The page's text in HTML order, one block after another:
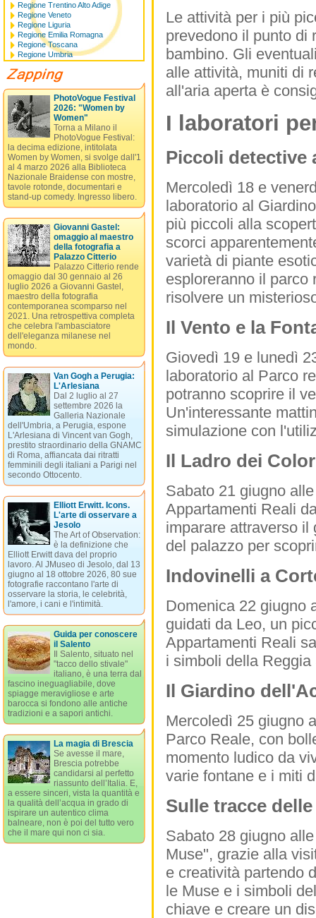
Le attività per i più
prevedono il punto di
bambino. Gli
alle attività, muniti di
all'aria aperta è
I laboratori
Piccoli detective
Mercoledì 18 e
laboratorio al
più piccoli alla
scorci
varietà di piante
esploreranno il parco
risolvere un
Il Vento e la
Giovedì 19 e lunedì
laboratorio al Parco
potranno scoprire il
Un'interessante
simulazione con
Il Ladro dei
Sabato 21 giugno
Appartamenti Reali
imparare attraverso
del palazzo per
Indovinelli a
Domenica 22 giugno
guidati da Leo, un
Appartamenti Reali
i simboli della
Il Giardino
Mercoledì 25 giugno
Parco Reale, con
momento ludico da
varie fontane e i miti
Sulle tracce
Sabato 28 giugno
Muse", grazie alla
e creatività partendo
le Muse e i simboli
chiave e creare un
Regione Trentino Alto Adige
Regione Veneto
Regione Liguria
Regione Emilia Romagna
Regione Toscana
Regione Umbria
PhotoVogue Festival
2026: "Women by
Women"
Torna a Milano il
PhotoVogue Festival:
la decima edizione, intitolata
Women by Women, si svolge dall'1
al 4 marzo 2026 alla Biblioteca
Nazionale Braidense con mostre,
tavole rotonde, documentari e
stand-up comedy. Ingresso libero.
Giovanni Gastel:
omaggio al maestro
della fotografia a
Palazzo Citterio
Palazzo Citterio rende
omaggio dal 30 gennaio al 26
luglio 2026 a Giovanni Gastel,
maestro della fotografia
contemporanea scomparso nel
2021. Una retrospettiva completa
che celebra l'ambasciatore
dell'eleganza milanese nel
mondo.
Van Gogh a Perugia:
L'Arlesiana
Dal 2 luglio al 27
settembre 2026 la
Galleria Nazionale
dell'Umbria, a Perugia, espone
L'Arlesiana di Vincent van Gogh,
prestito straordinario della GNAMC
di Roma, affiancata dai ritratti
femminili degli italiani a Parigi nel
secondo Ottocento.
Elliott Erwitt. Icons.
L'arte di osservare a
Jesolo
The Art of Observation:
è la definizione che
Elliott Erwitt dava del proprio
lavoro. Al JMuseo di Jesolo, dal 13
giugno al 18 ottobre 2026, 80 sue
fotografie raccontano l'arte di
osservare la storia, le celebrità,
l'amore, i cani e l'intimità.
Guida per conoscere
il Salento
Il Salento, situato nel
"tacco dello stivale"
italiano, è una terra dal
fascino ineguagliabile, dove
spiagge meravigliose e arte
barocca si fondono alle antiche
tradizioni e a sapori antichi.
La magia di Brescia
Se avesse il mare,
Brescia potrebbe
candidarsi al perfetto
riassunto dell’Italia. E,
a essere sinceri, vista la quantità e
la qualità dell’acqua in grado di
ispirare un autentico clima
balneare, non è poi del tutto vero
che il mare qui non ci sia.